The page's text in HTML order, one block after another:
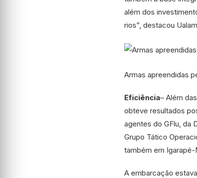
além dos
rios”, destacou
Armas apreendidas
Eficiência– Além
obteve resultados
agentes do GFlu, da
Grupo Tático
também em Igarapé-
A embarcação